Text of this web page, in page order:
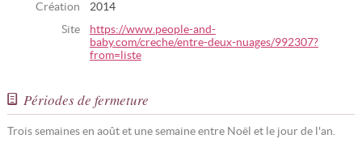
Création
2014
Site
https://www.people-and-
baby.com/creche/entre-deux-nuages/992307?
from=liste
Périodes de fermeture
Trois semaines en août et une semaine entre Noël et le jour de l'an.